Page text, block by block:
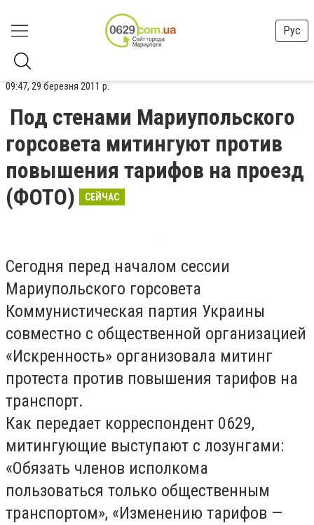
Рус
09:47, 29 березня 2011 р.
Под стенами Мариупольского
горсовета митингуют против
повышения тарифов на проезд
(ФОТО)
СЕЙЧАС
Сегодня перед началом сессии
Мариупольского горсовета
Коммунистическая партия Украины
совместно с общественной организацией
«Искренность» организовала митинг
протеста против повышения тарифов на
транспорт.
Как передает корреспондент 0629,
митингующие выступают с лозунгами:
«Обязать членов исполкома
пользоваться только общественным
транспортом», «Изменению тарифов —